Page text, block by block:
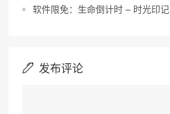
软件限免：生命倒计时 – 时光印记
发布评论